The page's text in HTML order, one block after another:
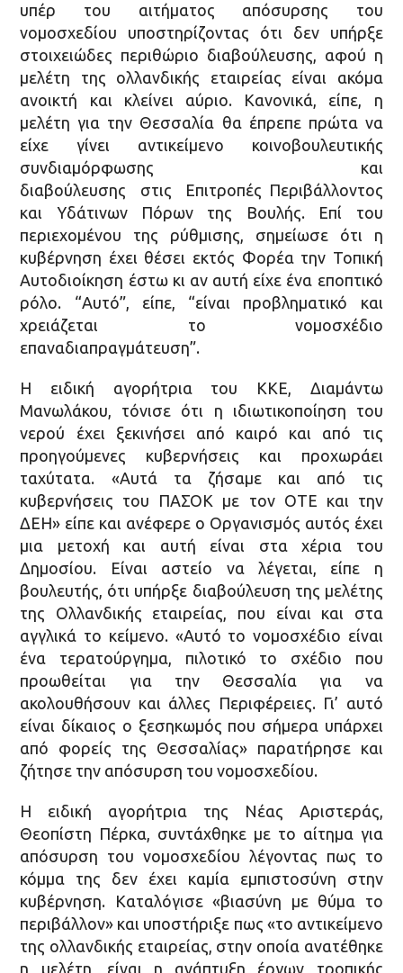
υπέρ του αιτήματος απόσυρσης του
νομοσχεδίου υποστηρίζοντας ότι δεν υπήρξε
στοιχειώδες περιθώριο διαβούλευσης, αφού η
μελέτη της ολλανδικής εταιρείας είναι ακόμα
ανοικτή και κλείνει αύριο. Κανονικά, είπε, η
μελέτη για την Θεσσαλία θα έπρεπε πρώτα να
είχε γίνει αντικείμενο κοινοβουλευτικής
συνδιαμόρφωσης και
διαβούλευσης στις Επιτροπές Περιβάλλοντος
και Υδάτινων Πόρων της Βουλής. Επί του
περιεχομένου της ρύθμισης, σημείωσε ότι η
κυβέρνηση έχει θέσει εκτός Φορέα την Τοπική
Αυτοδιοίκηση έστω κι αν αυτή είχε ένα εποπτικό
ρόλο. “Αυτό”, είπε, “είναι προβληματικό και
χρειάζεται το νομοσχέδιο
επαναδιαπραγμάτευση”.
Η ειδική αγορήτρια του ΚΚΕ, Διαμάντω
Μανωλάκου, τόνισε ότι η ιδιωτικοποίηση του
νερού έχει ξεκινήσει από καιρό και από τις
προηγούμενες κυβερνήσεις και προχωράει
ταχύτατα. «Αυτά τα ζήσαμε και από τις
κυβερνήσεις του ΠΑΣΟΚ με τον ΟΤΕ και την
ΔΕΗ» είπε και ανέφερε ο Οργανισμός αυτός έχει
μια μετοχή και αυτή είναι στα χέρια του
Δημοσίου. Είναι αστείο να λέγεται, είπε η
βουλευτής, ότι υπήρξε διαβούλευση της μελέτης
της Ολλανδικής εταιρείας, που είναι και στα
αγγλικά το κείμενο. «Αυτό το νομοσχέδιο είναι
ένα τερατούργημα, πιλοτικό το σχέδιο που
προωθείται για την Θεσσαλία για να
ακολουθήσουν και άλλες Περιφέρειες. Γι’ αυτό
είναι δίκαιος ο ξεσηκωμός που σήμερα υπάρχει
από φορείς της Θεσσαλίας» παρατήρησε και
ζήτησε την απόσυρση του νομοσχεδίου.
Η ειδική αγορήτρια της Νέας Αριστεράς,
Θεοπίστη Πέρκα, συντάχθηκε με το αίτημα για
απόσυρση του νομοσχεδίου λέγοντας πως το
κόμμα της δεν έχει καμία εμπιστοσύνη στην
κυβέρνηση. Καταλόγισε «βιασύνη με θύμα το
περιβάλλον» και υποστήριξε πως «το αντικείμενο
της ολλανδικής εταιρείας, στην οποία ανατέθηκε
η μελέτη, είναι η ανάπτυξη έργων τροπικής